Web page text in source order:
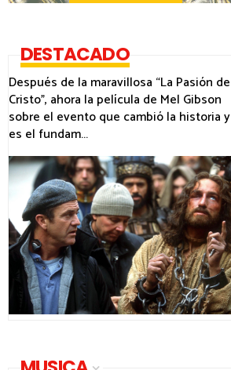
DESTACADO
Después de la maravillosa “La Pasión de
Cristo”, ahora la película de Mel Gibson
sobre el evento que cambió la historia y
es el fundam...